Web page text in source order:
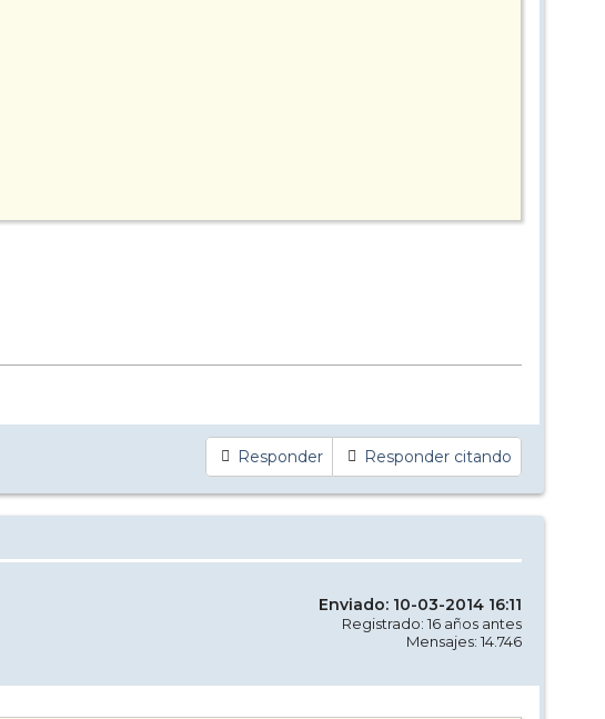
Responder Responder citando
Enviado: 10-03-2014 16:11
Registrado: 16 años antes
Mensajes: 14.746